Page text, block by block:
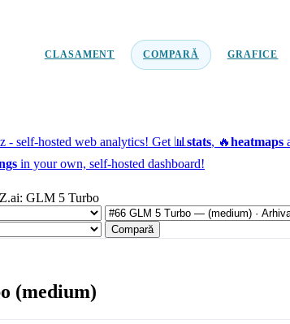
CLASAMENT COMPARĂ GRAFICE
- self-hosted web analytics! Get 📊 stats, 🔥heatmaps
in your own, self-hosted dashboard!
GLM 5 Turbo
Compară
(medium)